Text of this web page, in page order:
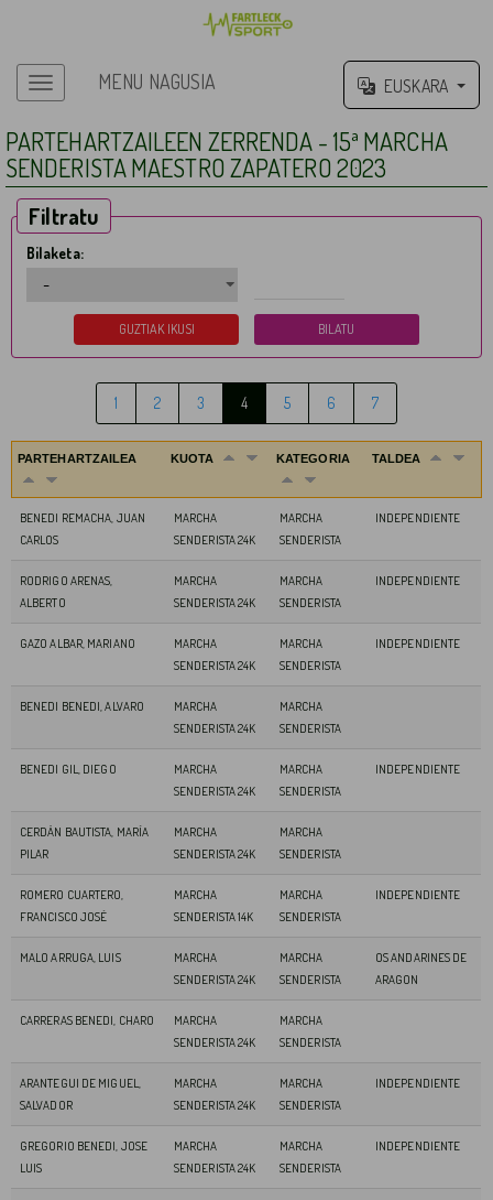
Menu nagusiaMENU NAGUSIA EUSKARA
PARTEHARTZAILEEN ZERRENDA - 15ª MARCHA
SENDERISTA MAESTRO ZAPATERO 2023
Filtratu
Bilaketa:
1 2 3 4 5 6 7
PARTEHARTZAILEA KUOTA KATEGORIA TALDEA
BENEDI REMACHA, JUAN
CARLOS
MARCHA
SENDERISTA 24K
MARCHA
SENDERISTA
INDEPENDIENTE
RODRIGO ARENAS,
ALBERTO
MARCHA
SENDERISTA 24K
MARCHA
SENDERISTA
INDEPENDIENTE
GAZO ALBAR, MARIANO
MARCHA
SENDERISTA 24K
MARCHA
SENDERISTA
INDEPENDIENTE
BENEDI BENEDI, ALVARO
MARCHA
SENDERISTA 24K
MARCHA
SENDERISTA
BENEDI GIL, DIEGO
MARCHA
SENDERISTA 24K
MARCHA
SENDERISTA
INDEPENDIENTE
CERDÁN BAUTISTA, MARÍA
PILAR
MARCHA
SENDERISTA 24K
MARCHA
SENDERISTA
ROMERO CUARTERO,
FRANCISCO JOSÉ
MARCHA
SENDERISTA 14K
MARCHA
SENDERISTA
INDEPENDIENTE
MALO ARRUGA, LUIS
MARCHA
SENDERISTA 24K
MARCHA
SENDERISTA
OS ANDARINES DE
ARAGON
CARRERAS BENEDI, CHARO
MARCHA
SENDERISTA 24K
MARCHA
SENDERISTA
ARANTEGUI DE MIGUEL,
SALVADOR
MARCHA
SENDERISTA 24K
MARCHA
SENDERISTA
INDEPENDIENTE
GREGORIO BENEDI, JOSE
LUIS
MARCHA
SENDERISTA 24K
MARCHA
SENDERISTA
INDEPENDIENTE